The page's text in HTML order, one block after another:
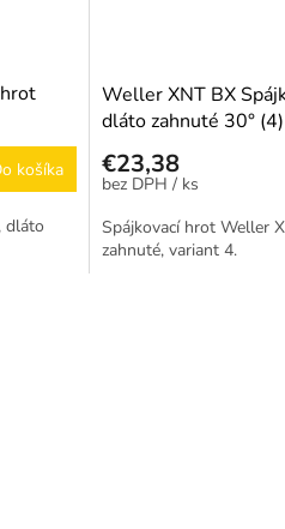
košíka
dláto
Weller XNT BX
dláto zahnuté 30° (4)
€23,38
/ ks
Spájkovací hrot Weller
zahnuté, variant 4.